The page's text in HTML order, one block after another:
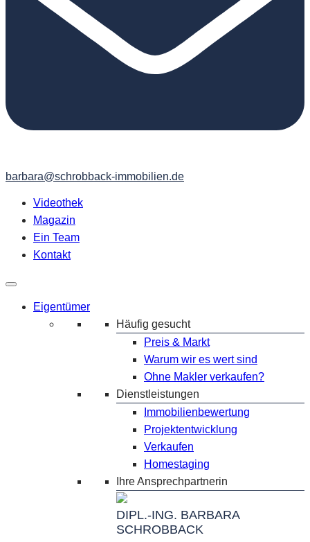
barbara@schrobback-immobilien.de
Videothek
Magazin
Ein Team
Kontakt
Eigentümer
Häufig gesucht
Preis & Markt
Warum wir es wert sind
Ohne Makler verkaufen?
Dienstleistungen
Immobilienbewertung
Projektentwicklung
Verkaufen
Homestaging
Ihre Ansprechpartnerin
DIPL.-ING. BARBARA
SCHROBBACK